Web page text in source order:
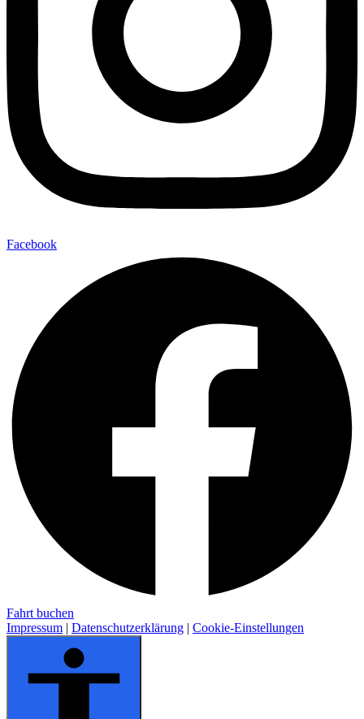
Facebook
Fahrt buchen
Impressum | Datenschutzerklärung | Cookie-Einstellungen